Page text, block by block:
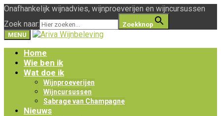
Onafhankelijk wijnadvies, wijnproeverijen en wijncursussen
Zoek naar:
Zoekknop
MENU
Home
Wie ben ik
Wat doe ik
Wijnproeverijen
Wijncursussen
Sabrage van Champagne
Nieuws